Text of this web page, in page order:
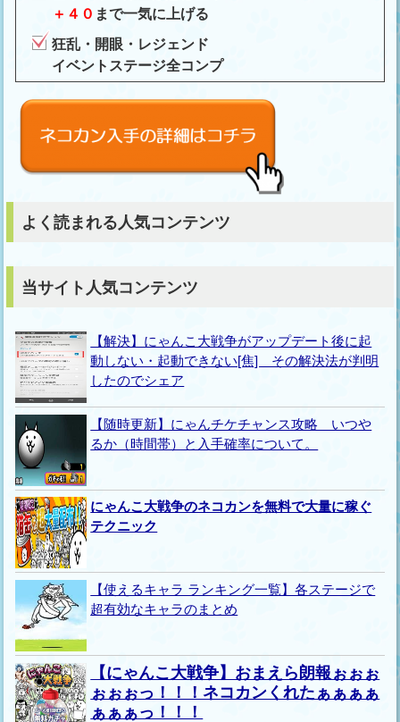
＋４０ まで一気に上げる
狂乱・開眼・レジェンド
イベントステージ全コンプ
よく読まれる人気コンテンツ
当サイト人気コンテンツ
【解決】にゃんこ大戦争がアップデート後に起
動しない・起動できない[焦] その解決法が判明
したのでシェア
【随時更新】にゃんチケチャンス攻略 いつや
るか（時間帯）と入手確率について。
にゃんこ大戦争のネコカンを無料で大量に稼ぐ
テクニック
【使えるキャラ ランキング一覧】各ステージで
超有効なキャラのまとめ
【にゃんこ大戦争】おまえら朗報ぉぉぉ
ぉぉぉっ！！！ネコカンくれたぁぁぁぁ
ぁぁぁっ！！！